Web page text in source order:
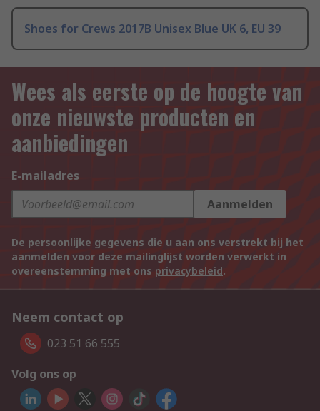
Shoes for Crews 2017B Unisex Blue UK 6, EU 39
Wees als eerste op de hoogte van
onze nieuwste producten en
aanbiedingen
E-mailadres
Aanmelden
De persoonlijke gegevens die u aan ons verstrekt bij het
aanmelden voor deze mailinglijst worden verwerkt in
overeenstemming met ons privacybeleid.
Neem contact op
023 51 66 555
Volg ons op